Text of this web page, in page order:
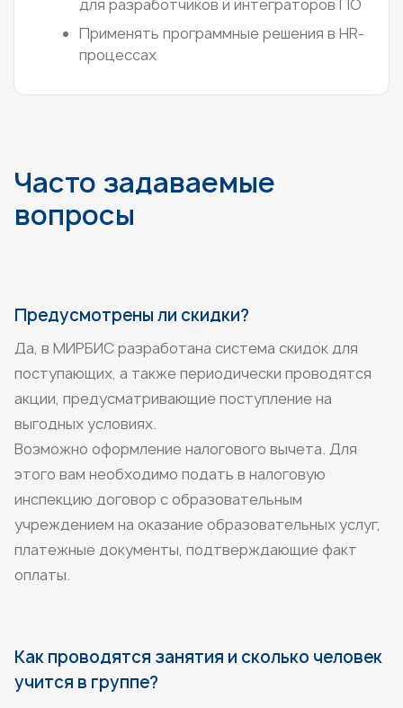
для разработчиков и интеграторов ПО
Применять программные решения в HR-
процессах
Часто задаваемые
вопросы
Предусмотрены ли скидки?
Да, в МИРБИС разработана система скидок для
поступающих, а также периодически проводятся
акции, предусматривающие поступление на
выгодных условиях.
Возможно оформление налогового вычета. Для
этого вам необходимо подать в налоговую
инспекцию договор с образовательным
учреждением на оказание образовательных услуг,
платежные документы, подтверждающие факт
оплаты.
Как проводятся занятия и сколько человек
учится в группе?